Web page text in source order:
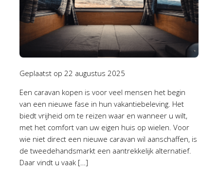
Geplaatst op 22 augustus 2025
Een caravan kopen is voor veel mensen het begin
van een nieuwe fase in hun vakantiebeleving. Het
biedt vrijheid om te reizen waar en wanneer u wilt,
met het comfort van uw eigen huis op wielen. Voor
wie niet direct een nieuwe caravan wil aanschaffen, is
de tweedehandsmarkt een aantrekkelijk alternatief.
Daar vindt u vaak […]